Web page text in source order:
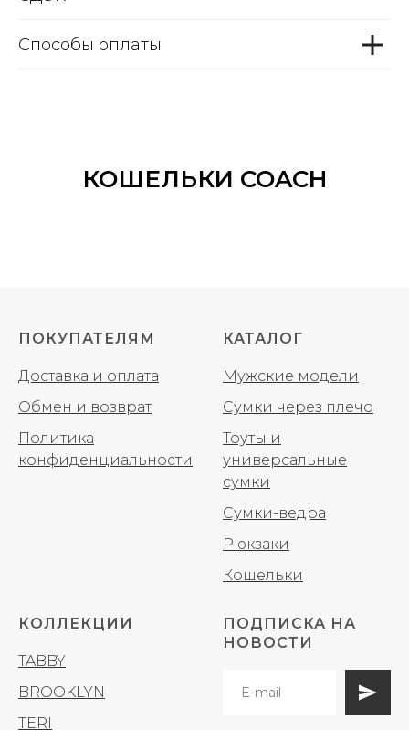
Способы оплаты
КОШЕЛЬКИ COACH
ПОКУПАТЕЛЯМ
Доставка и оплата
Обмен и возврат
Политика
конфиденциальности
КАТАЛОГ
Мужские модели
Сумки через плечо
Тоуты и
универсальные
сумки
Сумки-ведра
Рюкзаки
Кошельки
КОЛЛЕКЦИИ
TABBY
BROOKLYN
TERI
ПОДПИСКА НА
НОВОСТИ